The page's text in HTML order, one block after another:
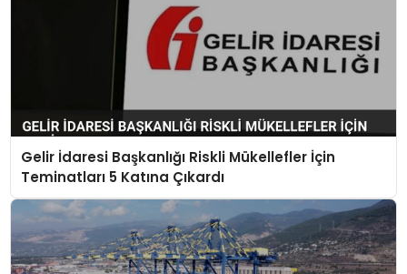
Gelir İdaresi Başkanlığı Riskli Mükellefler İçin
Teminatları 5 Katına Çıkardı